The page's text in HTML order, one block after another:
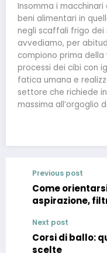
Insomma i
beni alimentari in
negli scaffali frigo dei
avvediamo, per
compiono prima della
processi dei cibi con
fatica umana e
settore che richiede
massima all’orgoglio
Previous post
Come
aspirazione,
Next post
Corsi di ballo:
scelte